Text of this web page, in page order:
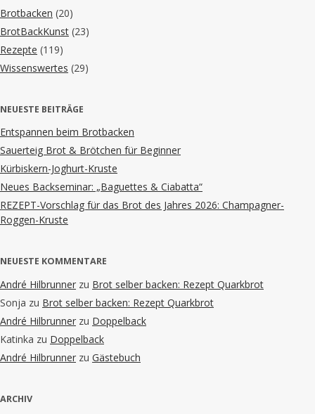
Brotbacken (20)
BrotBackKunst (23)
Rezepte (119)
Wissenswertes (29)
NEUESTE BEITRÄGE
Entspannen beim Brotbacken
Sauerteig Brot & Brötchen für Beginner
Kürbiskern-Joghurt-Kruste
Neues Backseminar: „Baguettes & Ciabatta“
REZEPT-Vorschlag für das Brot des Jahres 2026: Champagner-
Roggen-Kruste
NEUESTE KOMMENTARE
André Hilbrunner zu Brot selber backen: Rezept Quarkbrot
Sonja zu Brot selber backen: Rezept Quarkbrot
André Hilbrunner zu Doppelback
Katinka zu Doppelback
André Hilbrunner zu Gästebuch
ARCHIV